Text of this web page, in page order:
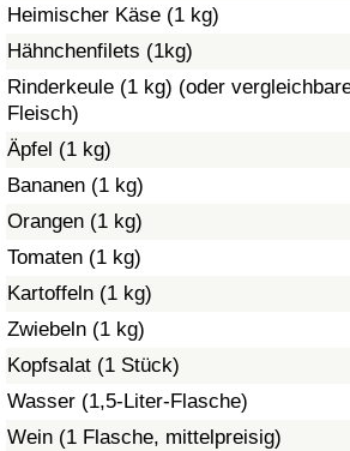
Heimischer Käse (1 kg)
Hähnchenfilets (1kg)
Rinderkeule (1 kg) (oder
Fleisch)
Äpfel (1 kg)
Bananen (1 kg)
Orangen (1 kg)
Tomaten (1 kg)
Kartoffeln (1 kg)
Zwiebeln (1 kg)
Kopfsalat (1 Stück)
Wasser (1,5-Liter-Flasche)
Wein (1 Flasche, mittelpreisig)
Gesundheitsversorgungs-Index nach
Umweltverschmutzung
Verschmutzungsindex
Umweltverschmutzungs-Index nach
Verkehr
Verkehrs-Index